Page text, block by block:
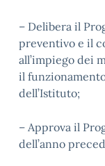
– Delibera il
preventivo e il
all’impiego dei
il
dell’Istituto;
– Approva il
dell’anno